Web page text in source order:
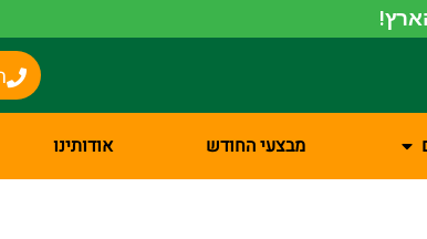
מבצעי החודש אודותינו